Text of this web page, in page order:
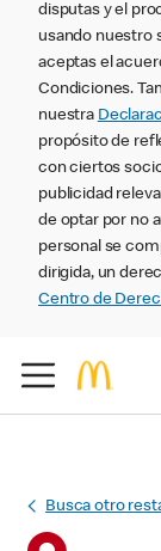
disputas y el
usando nuestro
aceptas el
Condiciones.
nuestra
propósito de
con ciertos
publicidad
de optar por no
personal se
dirigida, un
Centro de
Busca otro